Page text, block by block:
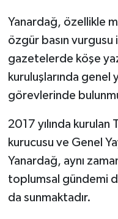
Yanardağ, özellikle
özgür basın vurgusu
gazetelerde köşe
kuruluşlarında genel
görevlerinde
2017 yılında kurulan
kurucusu ve Genel
Yanardağ, aynı
toplumsal gündemi
da sunmaktadır.